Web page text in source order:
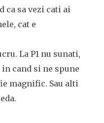
ca sa vezi cati ai
cat e
La P1 nu sunati,
cand si ne spune
magnific. Sau alti